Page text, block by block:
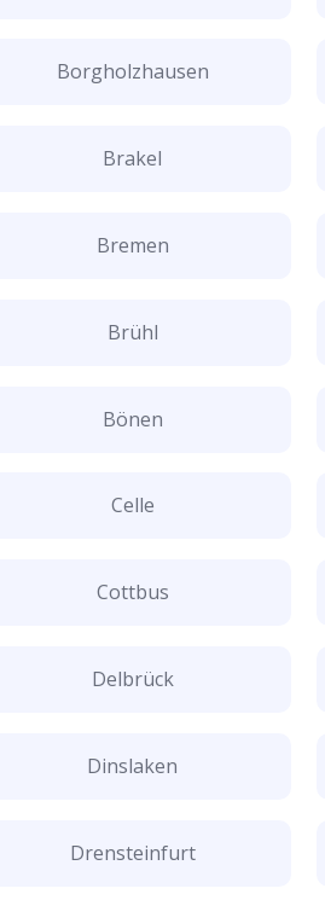
Borgholzhausen
Brakel
Bremen
Brühl
Bönen
Celle
Cottbus
Delbrück
Dinslaken
Drensteinfurt